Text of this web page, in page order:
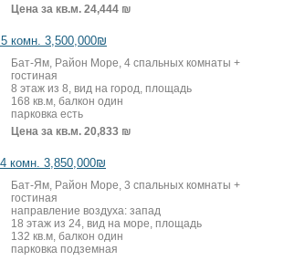
Цена за кв.м. 24,444 ₪
комн. 3,500,000₪
Бат-Ям, Район Море, 4 спальных комнаты +
гостиная
8 этаж из 8, вид на город, площадь
168 кв.м, балкон один
парковка есть
Цена за кв.м. 20,833 ₪
комн. 3,850,000₪
Бат-Ям, Район Море, 3 спальных комнаты +
гостиная
направление воздуха: запад
18 этаж из 24, вид на море, площадь
132 кв.м, балкон один
парковка подземная